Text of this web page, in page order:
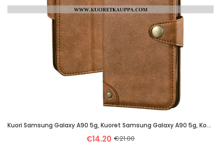
Kuori Samsung Galaxy A90 5g, Kuoret Samsung Galaxy A90 5g, Kotelo Samsung Galaxy A90 5g Salkku Suoja
€14.20 €21.00